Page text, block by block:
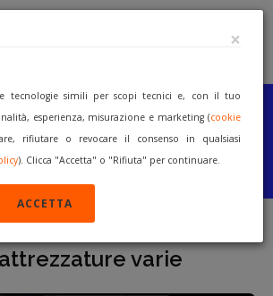
UN COSTRUTTORE
UN RIVENDITORE?
GRATUITAMENTE
I TUOI MACCHINARI
INIZIA A VENDERE
varie
×
tecnologie simili per scopi tecnici e, con il tuo
esperienza, misurazione e marketing (cookie
rifiutare o revocare il consenso in qualsiasi
). Clicca "Accetta" o "Rifiuta" per continuare.
ACCETTA